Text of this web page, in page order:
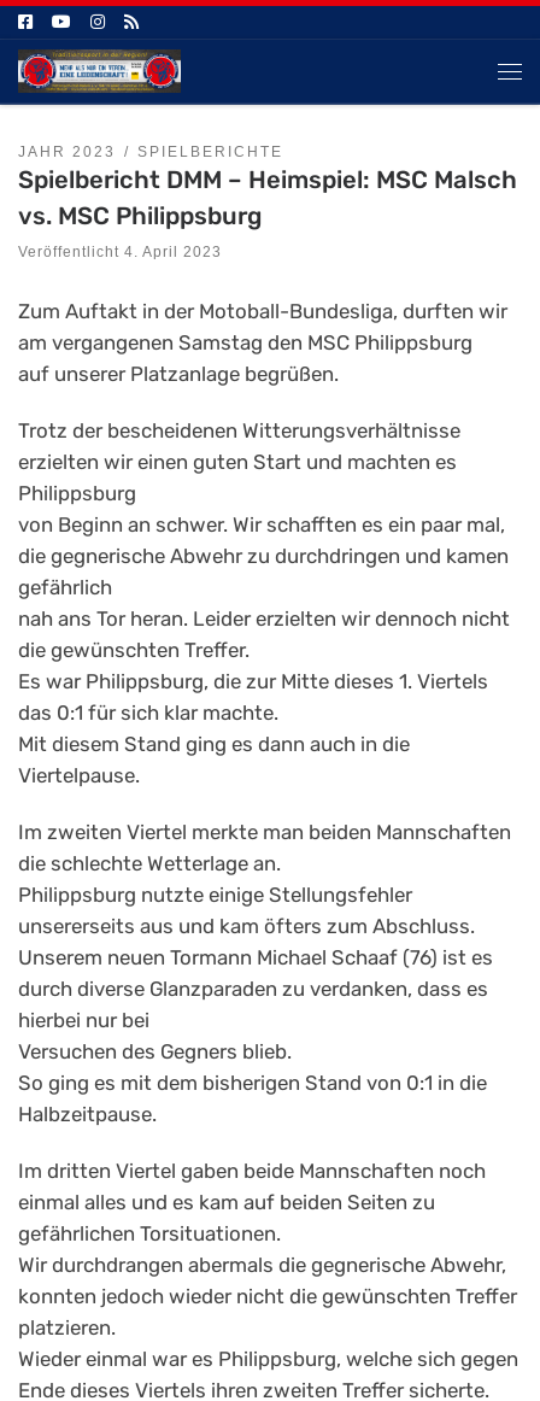
Zum Inhalt springen
JAHR 2023 SPIELBERICHTE
Spielbericht DMM – Heimspiel: MSC Malsch
vs. MSC Philippsburg
Veröffentlicht 4. April 2023
Zum Auftakt in der Motoball-Bundesliga, durften wir
am vergangenen Samstag den MSC Philippsburg
auf unserer Platzanlage begrüßen.
Trotz der bescheidenen Witterungsverhältnisse
erzielten wir einen guten Start und machten es
Philippsburg
von Beginn an schwer. Wir schafften es ein paar mal,
die gegnerische Abwehr zu durchdringen und kamen
gefährlich
nah ans Tor heran. Leider erzielten wir dennoch nicht
die gewünschten Treffer.
Es war Philippsburg, die zur Mitte dieses 1. Viertels
das 0:1 für sich klar machte.
Mit diesem Stand ging es dann auch in die
Viertelpause.
Im zweiten Viertel merkte man beiden Mannschaften
die schlechte Wetterlage an.
Philippsburg nutzte einige Stellungsfehler
unsererseits aus und kam öfters zum Abschluss.
Unserem neuen Tormann Michael Schaaf (76) ist es
durch diverse Glanzparaden zu verdanken, dass es
hierbei nur bei
Versuchen des Gegners blieb.
So ging es mit dem bisherigen Stand von 0:1 in die
Halbzeitpause.
Im dritten Viertel gaben beide Mannschaften noch
einmal alles und es kam auf beiden Seiten zu
gefährlichen Torsituationen.
Wir durchdrangen abermals die gegnerische Abwehr,
konnten jedoch wieder nicht die gewünschten Treffer
platzieren.
Wieder einmal war es Philippsburg, welche sich gegen
Ende dieses Viertels ihren zweiten Treffer sicherte.